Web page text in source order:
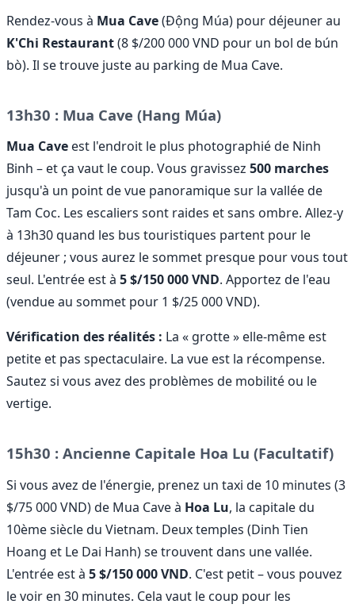
Rendez-vous à Mua Cave(Động Múa) pour déjeuner au
K'Chi Restaurant(8 $/200 000 VND pour un bol de bún
bò). Il se trouve juste au parking de Mua Cave.
13h30 : Mua Cave (Hang Múa)
Mua Cave est l'endroit le plus photographié de Ninh
Binh – et ça vaut le coup. Vous gravissez 500 marches
jusqu'à un point de vue panoramique sur la vallée de
Tam Coc. Les escaliers sont raides et sans ombre. Allez-y
à 13h30 quand les bus touristiques partent pour le
déjeuner ; vous aurez le sommet presque pour vous tout
seul. L'entrée est à 5 $/150 000 VND. Apportez de l'eau
(vendue au sommet pour 1 $/25 000 VND).
Vérification des réalités : La « grotte » elle-même est
petite et pas spectaculaire. La vue est la récompense.
Sautez si vous avez des problèmes de mobilité ou le
vertige.
15h30 : Ancienne Capitale Hoa Lu (Facultatif)
Si vous avez de l'énergie, prenez un taxi de 10 minutes (3
$/75 000 VND) de Mua Cave à Hoa Lu, la capitale du
10ème siècle du Vietnam. Deux temples (Dinh Tien
Hoang et Le Dai Hanh) se trouvent dans une vallée.
L'entrée est à 5 $/150 000 VND. C'est petit – vous pouvez
le voir en 30 minutes. Cela vaut le coup pour les